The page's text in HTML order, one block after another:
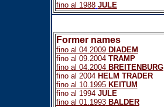
fino al 1988 JULE
Former names
fino al 04.2009DIADEM
fino al 09.2004TRAMP
fino al 04.2004 BREITENBURG
fino al 2004 HELM TRADER
fino al 10.1995 KEITUM
fino al 1994 JULE
fino al 01.1993BALDER